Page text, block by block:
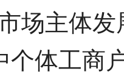
场主体
个体工商